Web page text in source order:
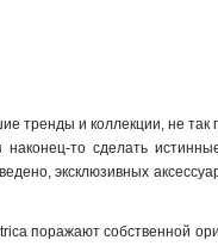
тренды и коллекции, не так
то сделать
эксклюзивных
поражают собственной